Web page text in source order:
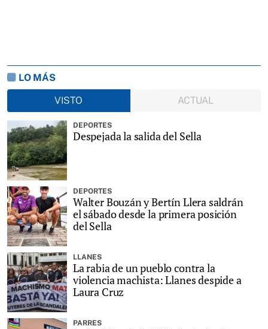
LO MÁS
VISTO
ACTUAL
DEPORTES
Despejada la salida del Sella
DEPORTES
Walter Bouzán y Bertín Llera saldrán
el sábado desde la primera posición
del Sella
LLANES
La rabia de un pueblo contra la
violencia machista: Llanes despide a
Laura Cruz
PARRES